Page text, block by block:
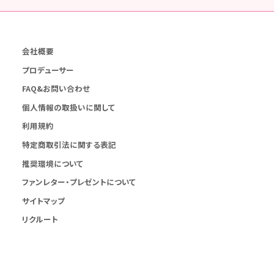
会社概要
プロデューサー
FAQ&お問い合わせ
個人情報の取扱いに関して
利用規約
特定商取引法に関する表記
推奨環境について
ファンレター・プレゼントについて
サイトマップ
リクルート